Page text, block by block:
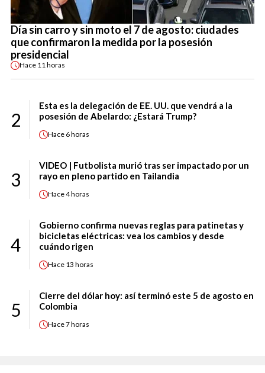
Día sin carro y sin moto el 7 de agosto: ciudades
que confirmaron la medida por la posesión
presidencial
Hace 11 horas
2
Esta es la delegación de EE. UU. que vendrá a la
posesión de Abelardo: ¿Estará Trump?
Hace 6 horas
3
VIDEO | Futbolista murió tras ser impactado por un
rayo en pleno partido en Tailandia
Hace4 horas
4
Gobierno confirma nuevas reglas para patinetas y
bicicletas eléctricas: vea los cambios y desde
cuándo rigen
Hace 13 horas
5
Cierre del dólar hoy: así terminó este 5 de agosto en
Colombia
Hace7 horas